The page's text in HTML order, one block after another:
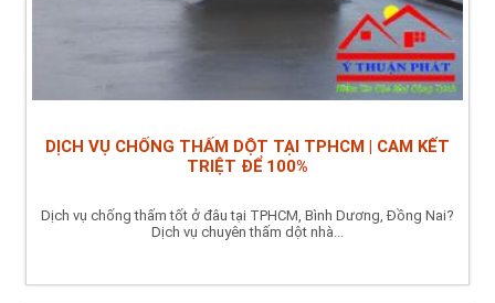
DỊCH VỤ CHỐNG THẤM DỘT TẠI TPHCM | CAM KẾT
TRIỆT ĐỂ 100%
Dịch vụ chống thấm tốt ở đâu tại TPHCM, Bình Dương, Đồng Nai?
Dịch vụ chuyên thấm dột nhà...